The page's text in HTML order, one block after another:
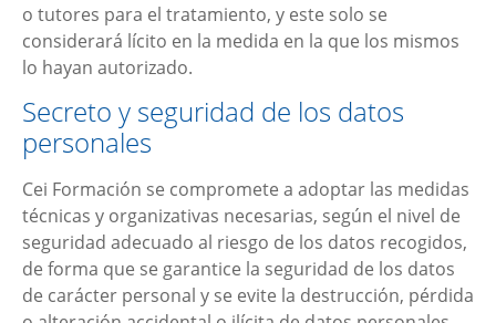
o tutores para el tratamiento, y este solo se
considerará lícito en la medida en la que los mismos
lo hayan autorizado.
Secreto y seguridad de los datos
personales
Cei Formación se compromete a adoptar las medidas
técnicas y organizativas necesarias, según el nivel de
seguridad adecuado al riesgo de los datos recogidos,
de forma que se garantice la seguridad de los datos
de carácter personal y se evite la destrucción, pérdida